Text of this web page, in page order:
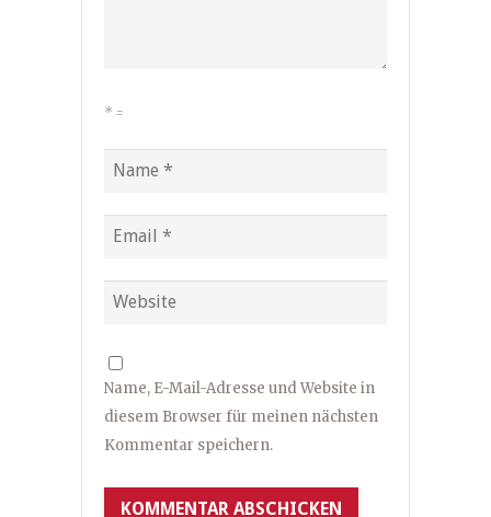
* =
Name, E-Mail-Adresse und Website in
diesem Browser für meinen nächsten
Kommentar speichern.